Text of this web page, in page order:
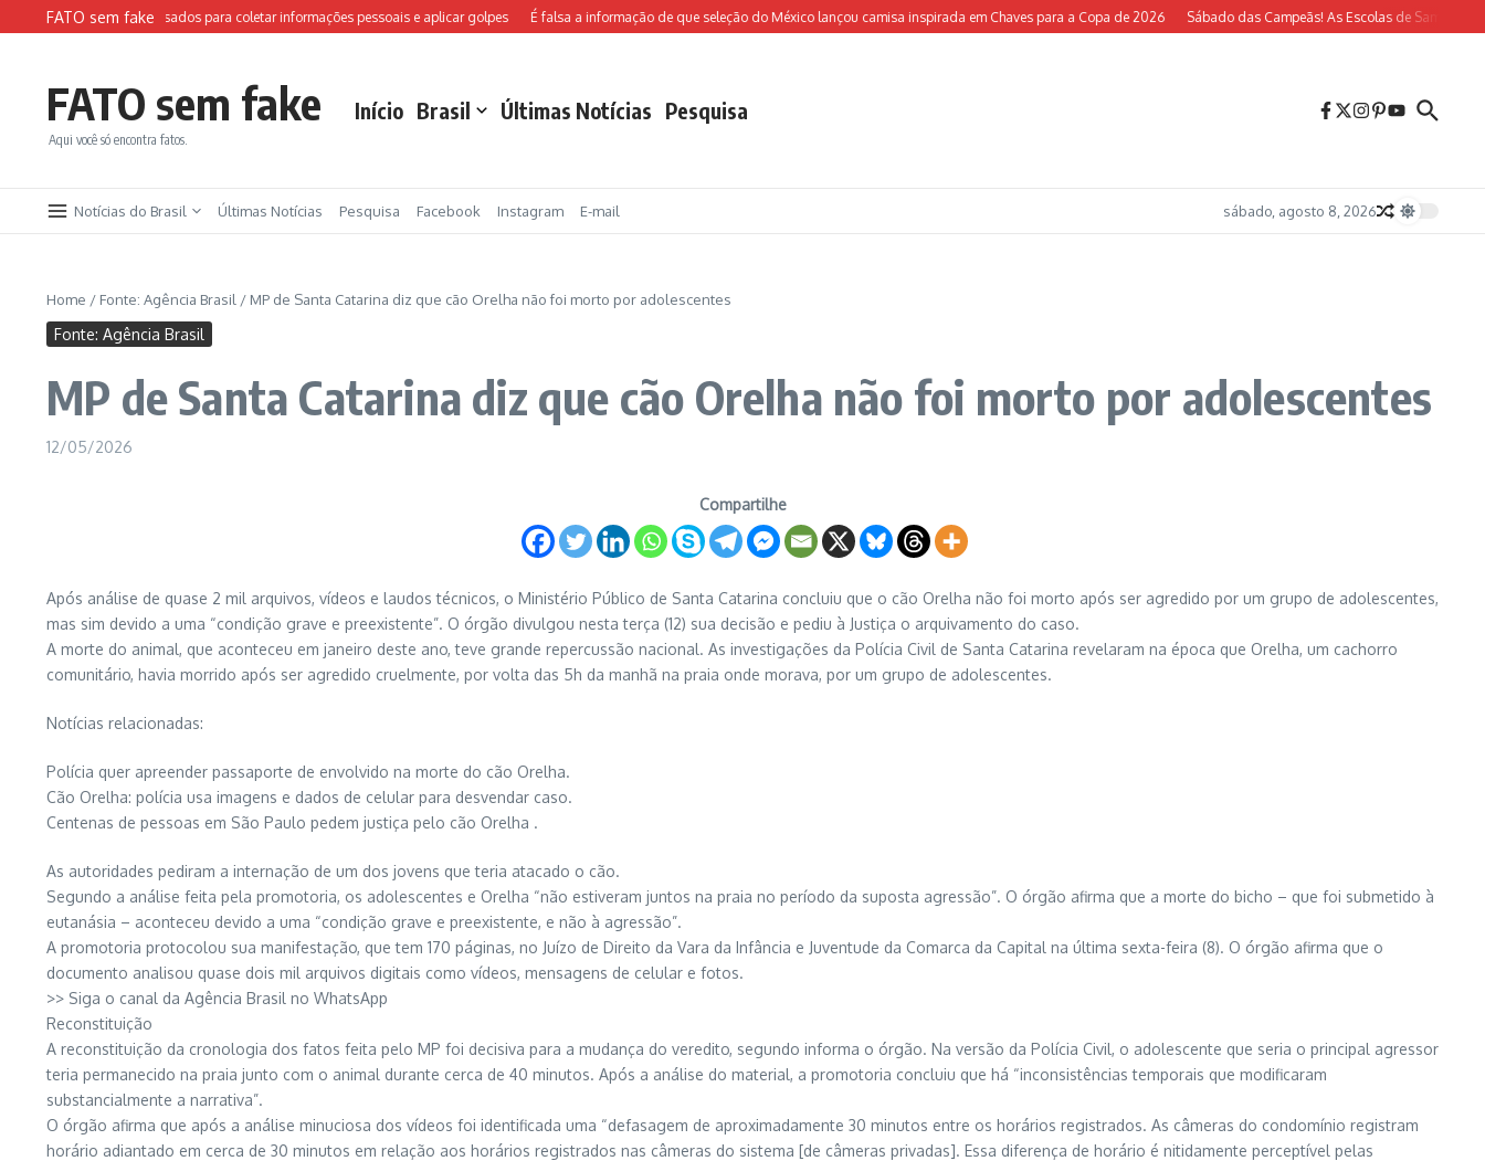
Ir para o conteúdo
FATO sem fake
falsos da FIFA são usados para coletar informações pessoais e aplicar golpes É falsa a informação de que seleção do México lançou camisa inspirada em Chaves para a Copa de 2026 Sábado das Campeãs! As Escolas de Samba do Rio
FATO sem fake
Aqui você só encontra fatos.
Início Brasil Últimas Notícias Pesquisa
Notícias do Brasil Últimas Notícias Pesquisa Facebook Instagram E-mail sábado, agosto 8, 2026
Home / Fonte: Agência Brasil / MP de Santa Catarina diz que cão Orelha não foi morto por adolescentes
Fonte: Agência Brasil
MP de Santa Catarina diz que cão Orelha não foi morto por adolescentes
12/05/2026
Compartilhe
Após análise de quase 2 mil arquivos, vídeos e laudos técnicos, o Ministério Público de Santa Catarina concluiu que o cão Orelha não foi morto após ser agredido por um grupo de adolescentes,
mas sim devido a uma “condição grave e preexistente”. O órgão divulgou nesta terça (12) sua decisão e pediu à Justiça o arquivamento do caso.
A morte do animal, que aconteceu em janeiro deste ano, teve grande repercussão nacional. As investigações da Polícia Civil de Santa Catarina revelaram na época que Orelha, um cachorro
comunitário, havia morrido após ser agredido cruelmente, por volta das 5h da manhã na praia onde morava, por um grupo de adolescentes.
Notícias relacionadas:
Polícia quer apreender passaporte de envolvido na morte do cão Orelha.
Cão Orelha: polícia usa imagens e dados de celular para desvendar caso.
Centenas de pessoas em São Paulo pedem justiça pelo cão Orelha .
As autoridades pediram a internação de um dos jovens que teria atacado o cão.
Segundo a análise feita pela promotoria, os adolescentes e Orelha “não estiveram juntos na praia no período da suposta agressão”. O órgão afirma que a morte do bicho – que foi submetido à
eutanásia – aconteceu devido a uma “condição grave e preexistente, e não à agressão”.
A promotoria protocolou sua manifestação, que tem 170 páginas, no Juízo de Direito da Vara da Infância e Juventude da Comarca da Capital na última sexta-feira (8). O órgão afirma que o
documento analisou quase dois mil arquivos digitais como vídeos, mensagens de celular e fotos.
>> Siga o canal da Agência Brasil no WhatsApp
Reconstituição
A reconstituição da cronologia dos fatos feita pelo MP foi decisiva para a mudança do veredito, segundo informa o órgão. Na versão da Polícia Civil, o adolescente que seria o principal agressor
teria permanecido na praia junto com o animal durante cerca de 40 minutos. Após a análise do material, a promotoria concluiu que há “inconsistências temporais que modificaram
substancialmente a narrativa”.
O órgão afirma que após a análise minuciosa dos vídeos foi identificada uma “defasagem de aproximadamente 30 minutos entre os horários registrados. As câmeras do condomínio registram
horário adiantado em cerca de 30 minutos em relação aos horários registrados nas câmeras do sistema [de câmeras privadas]. Essa diferença de horário é nitidamente perceptível pelas